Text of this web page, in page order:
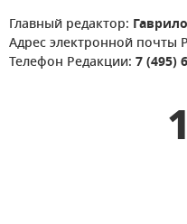
Главный редактор:
Адрес электронной почты
Телефон Редакции: 7 (495)